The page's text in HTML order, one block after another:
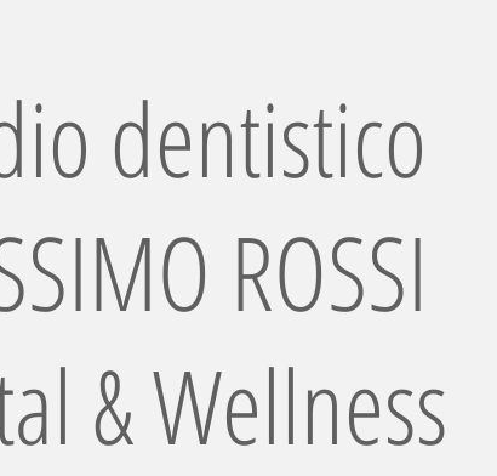
dentistico
ROSSI
& Wellness